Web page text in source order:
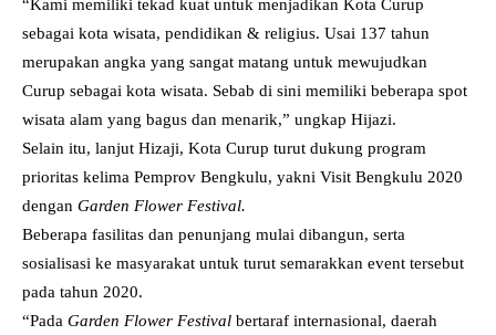
“Kami memiliki tekad kuat untuk menjadikan Kota Curup
sebagai kota wisata, pendidikan & religius. Usai 137 tahun
merupakan angka yang sangat matang untuk mewujudkan
Curup sebagai kota wisata. Sebab di sini memiliki beberapa spot
wisata alam yang bagus dan menarik,” ungkap Hijazi.
Selain itu, lanjut Hizaji, Kota Curup turut dukung program
prioritas kelima Pemprov Bengkulu, yakni Visit Bengkulu 2020
dengan Garden Flower Festival.
Beberapa fasilitas dan penunjang mulai dibangun, serta
sosialisasi ke masyarakat untuk turut semarakkan event tersebut
pada tahun 2020.
“Pada Garden Flower Festival bertaraf internasional, daerah